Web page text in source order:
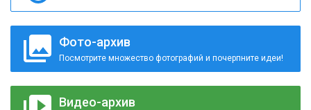
Фото-архив
Посмотрите множество фотографий и почерпните идеи!
Видео-архив